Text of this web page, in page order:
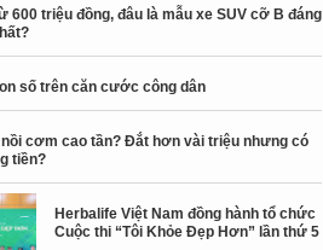
600 triệu đồng, đâu là mẫu xe SUV cỡ B đáng
số trên căn cước công dân
nồi cơm cao tần? Đắt hơn vài triệu nhưng có
tiền?
Herbalife Việt Nam đồng hành tổ chức
Cuộc thi “Tôi Khỏe Đẹp Hơn” lần thứ 5